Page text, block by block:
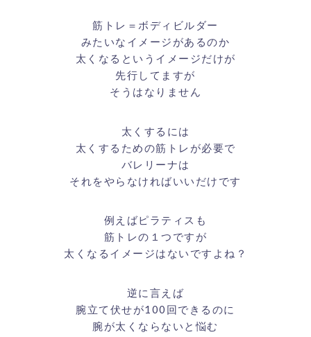
筋トレ＝ボディビルダー
みたいなイメージがあるのか
太くなるというイメージだけが
先行してますが
そうはなりません
太くするには
太くするための筋トレが必要で
バレリーナは
それをやらなければいいだけです
例えばピラティスも
筋トレの１つですが
太くなるイメージはないですよね？
逆に言えば
腕立て伏せが100回できるのに
腕が太くならないと悩む